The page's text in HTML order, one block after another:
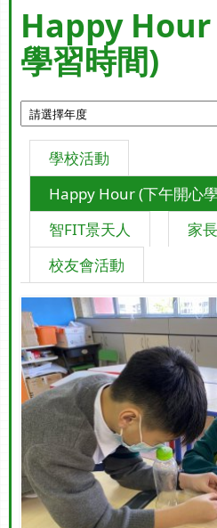
Happy Hour
學習時間)
學校活動
Happy Hour (下午開心
智FIT景天人
家
校友會活動